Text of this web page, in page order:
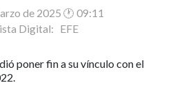
de 2025 🕐 09:11
Digital: EFE
poner fin a su vínculo con el